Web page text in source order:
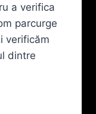
a verifica
parcurge
verificăm
dintre